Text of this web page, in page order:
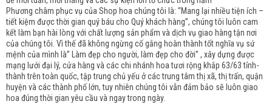
Phương châm phục vụ của Shop hoa chúng tôi là: “Mang lại nhiều tiện ích –
tiết kiệm được thời gian quý báu cho Quý khách hàng”, chúng tôi luôn cam
kết làm bạn hài lòng với chất lượng sản phẩm và dịch vụ giao hàng tận nơi
của chúng tôi. Vì thế đã không ngừng cố gắng hoàn thành tốt nghĩa vụ sứ
mệnh của mình là” Làm đẹp cho người, làm đẹp cho đời” , xây dựng được
mạng lưới đại lý, cửa hàng và các chi nhánh hoa tươi rộng khắp 63/63 tỉnh-
thành trên toàn quốc, tập trung chủ yếu ở các trung tâm thị xã, thị trấn, quận
huyện và các thành phố lớn, tuy nhiên chúng tôi vẫn đảm bảo sẽ luôn giao
hoa đúng thời gian yêu cầu và ngay trong ngày.